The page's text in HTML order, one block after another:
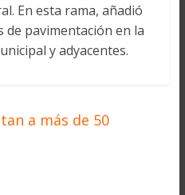
En esta rama, añadió
pavimentación en la
y adyacentes.
a más de 50